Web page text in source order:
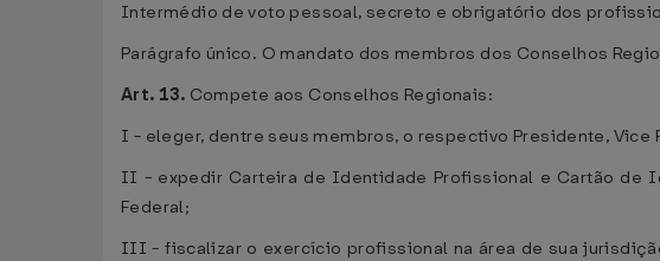
Intermédio de voto pessoal, secreto e obrigatório dos
Parágrafo único. O mandato dos membros dos Conselhos
Art. 13. Compete aos Conselhos Regionais:
I - eleger, dentre seus membros, o respectivo Presidente,
II - expedir Carteira de Identidade Profissional e Cartão de
Federal;
III - fiscalizar o exercício profissional na área de sua